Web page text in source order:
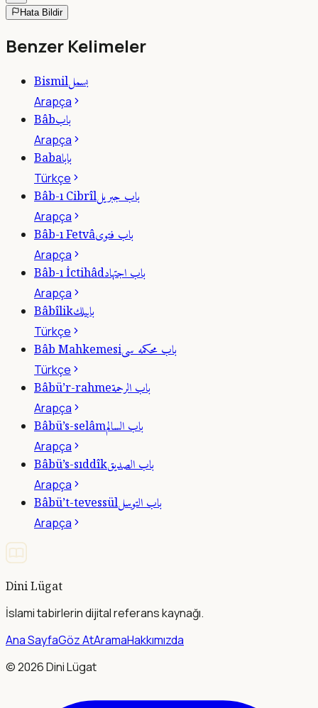
Hata Bildir
Benzer Kelimeler
Bismilبسمل
Arapça
Bâbباب
Arapça
Babaبابا
Türkçe
Bâb-ı Cibrîlباب جبريل
Arapça
Bâb-ı Fetvâباب فتوى
Arapça
Bâb-ı İctihâdباب اجتهاد
Arapça
Bâbîlikبابيلك
Türkçe
Bâb Mahkemesiباب محكمه سى
Türkçe
Bâbü’r-rahmeباب الرحمة
Arapça
Bâbü’s-selâmباب السالم
Arapça
Bâbü’s-sıddîkباب الصديق
Arapça
Bâbü’t-tevessülباب التوسل
Arapça
Dini Lügat
İslami tabirlerin dijital referans kaynağı.
Ana SayfaGöz AtAramaHakkımızda
©2026Dini Lügat